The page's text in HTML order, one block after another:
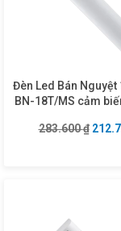
Đèn Led Bán Nguyệt
BN-18T/MS cảm
283.600₫ Giá